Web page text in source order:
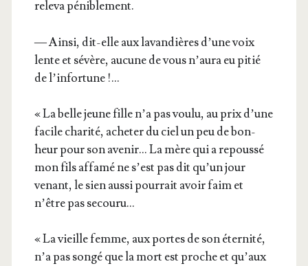
rele­va péniblement.
— Ain­si, dit-elle aux lavan­dières d’une voix
lente et sévère, aucune de vous n’au­ra eu pitié
de l’infortune !…
« La belle jeune fille n’a pas vou­lu, au prix d’une
facile cha­ri­té, ache­ter du ciel un peu de bon­
heur pour son ave­nir… La mère qui a repous­sé
mon fils affa­mé ne s’est pas dit qu’un jour
venant, le sien aus­si pour­rait avoir faim et
n’être pas secouru…
« La vieille femme, aux portes de son éter­ni­té,
n’a pas son­gé que la mort est proche et qu’aux